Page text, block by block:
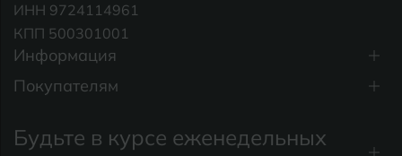
Информация
Покупателям
ИНН 9724114961
КПП 500301001
Будьте в курсе еженедельных